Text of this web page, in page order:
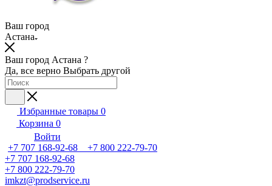
Ваш город
Астана
Ваш город Астана ?
Да, все верно Выбрать другой
Избранные товары 0
Корзина 0
Войти
+7 707 168-92-68 +7 800 222-79-70
+7 707 168-92-68
+7 800 222-79-70
imkzt@prodservice.ru